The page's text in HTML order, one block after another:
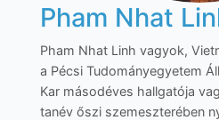
Pham Nhat
Pham Nhat Linh vagyok,
a Pécsi Tudományegyetem
Kar másodéves hallgatója
tanév őszi szemeszterében